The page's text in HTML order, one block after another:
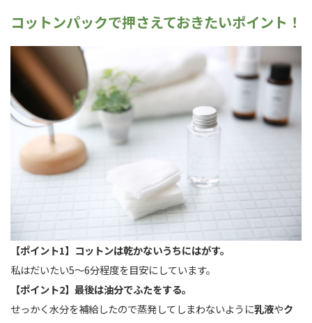
コットンパックで押さえておきたいポイント！
【ポイント1】コットンは乾かないうちにはがす。
私はだいたい5～6分程度を目安にしています。
【ポイント2】最後は油分でふたをする。
せっかく水分を補給したので蒸発してしまわないように乳液やク